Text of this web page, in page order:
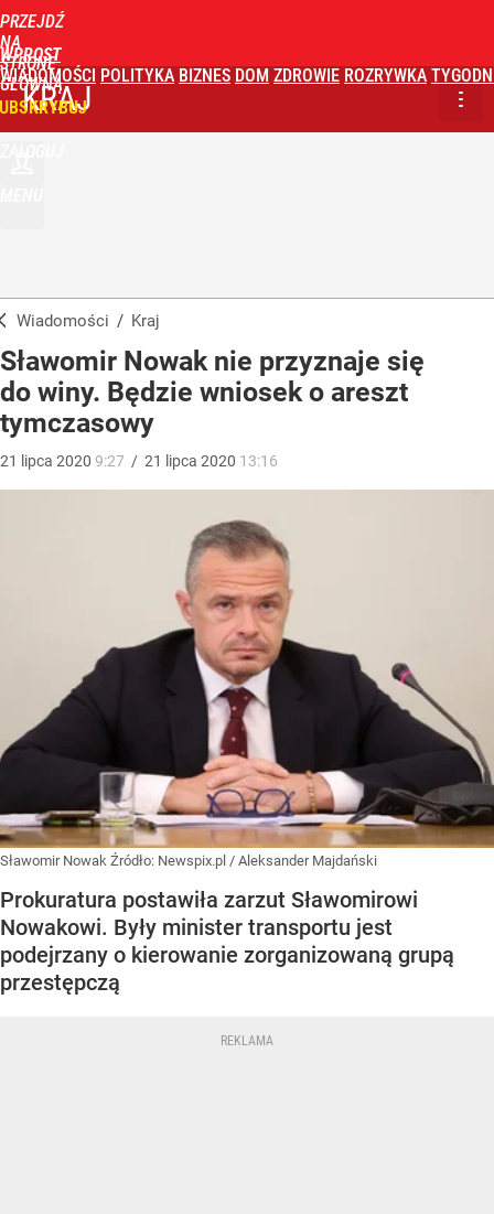
PRZEJDŹ
NA
STRONĘ
GŁÓWNĄ
WPROST
WIADOMOŚCI POLITYKA BIZNES DOM ZDROWIE ROZRYWKA
KRAJ
Wiadomości / Kraj
Sławomir Nowak nie przyznaje się
do winy. Będzie wniosek o areszt
tymczasowy
21 lipca 2020 9:27 / 21 lipca 2020 13:16
Sławomir Nowak Źródło: Newspix.pl / Aleksander Majdański
Prokuratura postawiła zarzut Sławomirowi
Nowakowi. Były minister transportu jest
podejrzany o kierowanie zorganizowaną grupą
przestępczą